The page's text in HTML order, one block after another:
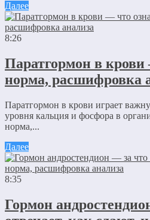
Далее
8:26
Паратгормон в крови
норма, расшифровка
Паратгормон в крови играет
уровня кальция и фосфора в
норма,...
Далее
8:35
Гормон